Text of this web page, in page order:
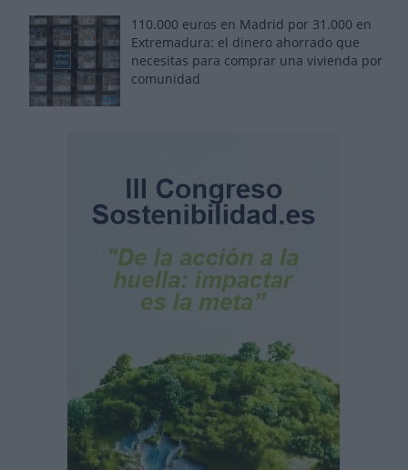
110.000 euros en Madrid por 31.000 en
Extremadura: el dinero ahorrado que
necesitas para comprar una vivienda por
comunidad